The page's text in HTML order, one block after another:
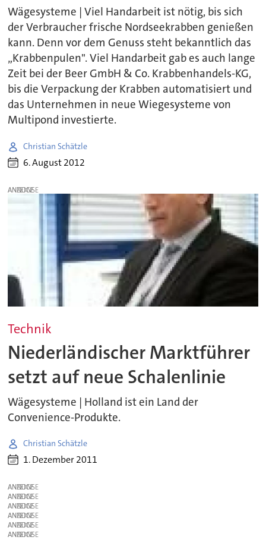
Wägesysteme | Viel Handarbeit ist nötig, bis sich
der Verbraucher frische Nordseekrabben genießen
kann. Denn vor dem Genuss steht bekanntlich das
„Krabbenpulen". Viel Handarbeit gab es auch lange
Zeit bei der Beer GmbH & Co. Krabbenhandels-KG,
bis die Verpackung der Krabben automatisiert und
das Unternehmen in neue Wiegesysteme von
Multipond investierte.
Christian Schätzle
6. August 2012
ANZEIGE
Technik
Niederländischer Marktführer
setzt auf neue Schalenlinie
Wägesysteme | Holland ist ein Land der
Convenience-Produkte.
Christian Schätzle
1. Dezember 2011
ANZEIGE
ANZEIGE
ANZEIGE
ANZEIGE
ANZEIGE
ANZEIGE